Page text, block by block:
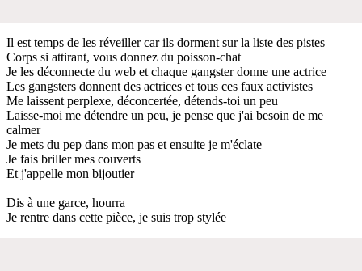
Il est temps de les réveiller car ils dorment sur la liste des pistes
Corps si attirant, vous donnez du poisson-chat
Je les déconnecte du web et chaque gangster donne une actrice
Les gangsters donnent des actrices et tous ces faux activistes
Me laissent perplexe, déconcertée, détends-toi un peu
Laisse-moi me détendre un peu, je pense que j'ai besoin de me
calmer
Je mets du pep dans mon pas et ensuite je m'éclate
Je fais briller mes couverts
Et j'appelle mon bijoutier
Dis à une garce, hourra
Je rentre dans cette pièce, je suis trop stylée